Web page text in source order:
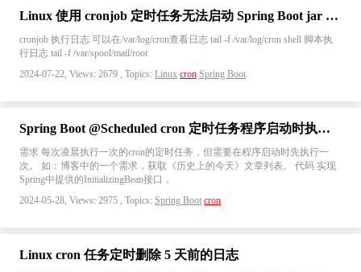
Linux 使用 cronjob 定时任务无法启动 Spring Boot jar 包问题
cronjob 执行日志 可以在/var/log/cron查看日志 tail -f /var/log/cron shell 脚本执
行日志 tail -f /var/spool/mail/root
2024-07-22, Views: 2679 , Topics: Linux cron Spring Boot
Spring Boot @Scheduled cron 定时任务程序启动时执行一次
需求 每次凌晨执行一次的cron的定时任务，但需要在程序启动时先执行一
次。 如：博客中的一个需求，获取《历史上的今天》文章列表。 代码 实现
Spring中提供的InitializingBean接口，
2024-05-28, Views: 2975 , Topics: Spring Boot cron
Linux cron 任务定时删除 5 天前的日志